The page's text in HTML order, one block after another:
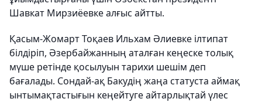
Шавкат Мирзиёевке алғыс айтты.
Қасым-Жомарт Тоқаев Ильхам Әлиевке ілтипат
білдіріп, Әзербайжанның аталған кеңеске толық
мүше ретінде қосылуын тарихи шешім деп
бағалады. Сондай-ақ Бакудің жаңа статуста аймақ
ынтымақтастығын кеңейтуге айтарлықтай үлес